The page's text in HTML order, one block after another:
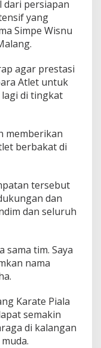
dari persiapan
yang
Simpe Wisnu
agar prestasi
Atlet untuk
di tingkat
memberikan
berbakat di
tersebut
dan
dan seluruh
sama tim. Saya
nama
Karate Piala
semakin
di kalangan